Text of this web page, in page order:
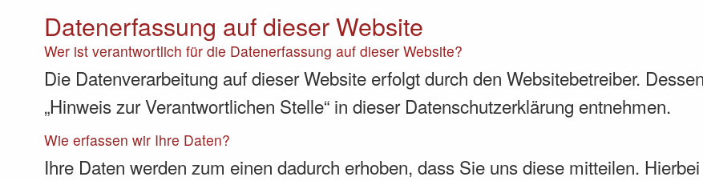
Datenerfassung auf dieser Website
Wer ist verantwortlich für die Datenerfassung auf dieser Website?
Die Datenverarbeitung auf dieser Website erfolgt durch den Websitebetreiber.
„Hinweis zur Verantwortlichen Stelle“ in dieser Datenschutzerklärung entnehmen.
Wie erfassen wir Ihre Daten?
Ihre Daten werden zum einen dadurch erhoben, dass Sie uns diese mitteilen.